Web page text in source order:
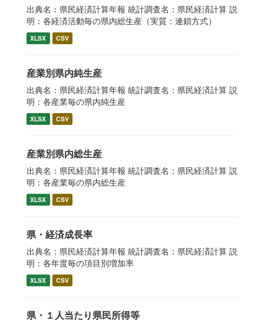
出典名：県民経済計算年報 統計調査名：県民経済計算 説
明：各経済活動毎の県内総生産（実質：連鎖方式）
XLSX CSV
産業別県内純生産
出典名：県民経済計算年報 統計調査名：県民経済計算 説
明：各産業毎の県内純生産
XLSX CSV
産業別県内総生産
出典名：県民経済計算年報 統計調査名：県民経済計算 説
明：各産業毎の県内総生産
XLSX CSV
県・経済成長率
出典名：県民経済計算年報 統計調査名：県民経済計算 説
明：各年度毎の項目別増加率
XLSX CSV
県・１人当たり県民所得等